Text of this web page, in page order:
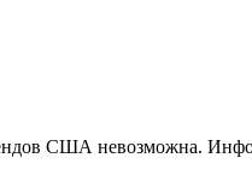
США невозможна.